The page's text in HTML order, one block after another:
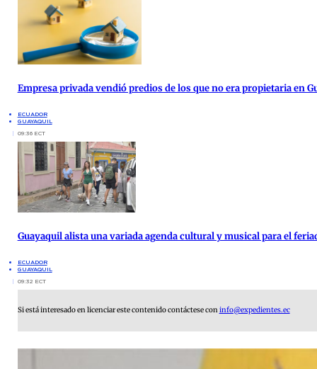
Empresa privada vendió predios de los que no era propietaria en
ECUADOR
GUAYAQUIL
09:36 ECT
Guayaquil alista una variada agenda cultural y musical para el
ECUADOR
GUAYAQUIL
09:32 ECT
Si está interesado en licenciar este contenido contáctese coninfo@expedientes.ec